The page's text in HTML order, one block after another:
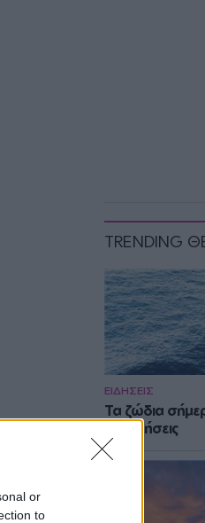
or
to
TRENDING
ΕΙΔΗΣΕΙΣ
Τα ζώδια
συζητήσεις